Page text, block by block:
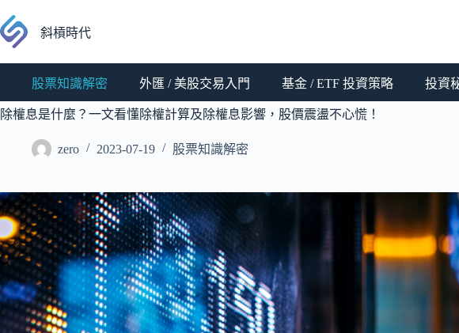
至
要
容
斜槓時代
股票知識解密 外匯 / 美股交易入門 基金 / ETF 投資策略 投資
除權息是什麼？一文看懂除權計算及除權息影響，股價震盪不心慌！
zero 2023-07-19 股票知識解密